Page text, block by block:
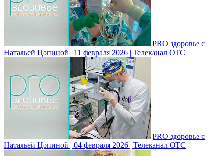
PRO здоровье с
Натальей Цопиной | 11 февраля 2026 | Телеканал ОТС
PRO здоровье с
Натальей Цопиной | 04 февраля 2026 | Телеканал ОТС